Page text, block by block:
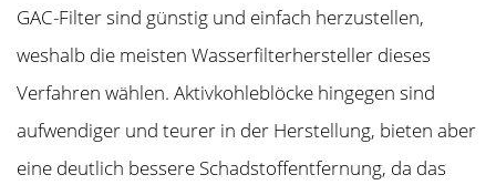
GAC-Filter sind günstig und einfach herzustellen,
weshalb die meisten Wasserfilterhersteller dieses
Verfahren wählen. Aktivkohleblöcke hingegen sind
aufwendiger und teurer in der Herstellung, bieten aber
eine deutlich bessere Schadstoffentfernung, da das